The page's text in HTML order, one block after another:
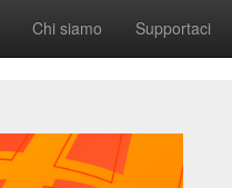
Chi siamo Supportaci